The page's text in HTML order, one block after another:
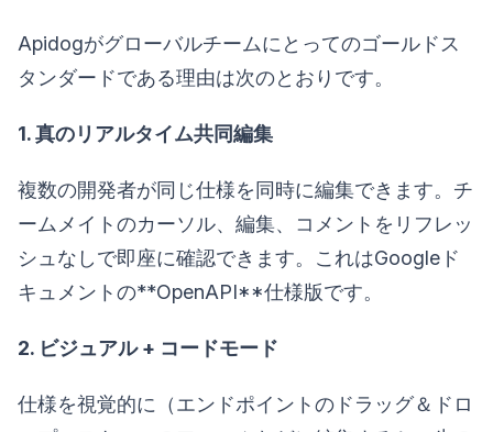
Apidogがグローバルチームにとってのゴールドス
タンダードである理由は次のとおりです。
1. 真のリアルタイム共同編集
複数の開発者が同じ仕様を同時に編集できます。チ
ームメイトのカーソル、編集、コメントをリフレッ
シュなしで即座に確認できます。これはGoogleド
キュメントの**OpenAPI**仕様版です。
2. ビジュアル + コードモード
仕様を視覚的に（エンドポイントのドラッグ＆ドロ